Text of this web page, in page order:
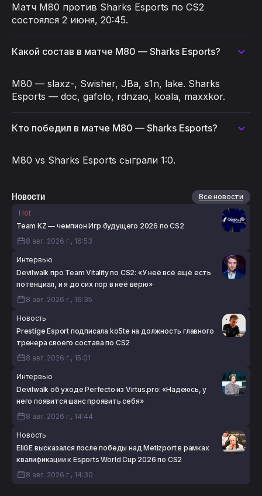
Матч M80 против Sharks Esports по CS2
состоялся 2 июня, 20:45.
Какой состав в матче M80 — Sharks Esports?
M80 — slaxz-, Swisher, JBa, s1n, lake. Sharks
Esports — doc, gafolo, rdnzao, koala, maxxkor.
Кто победил в матче M80 — Sharks Esports?
M80 vs Sharks Esports сыграли 1:0.
Новости
Все новости
Hot
Team KZ — чемпион Игр будущего 2026 по CS2
8 авг. 2026 г., 16:53
Интервью
Devilwalk про Team Vitality по CS2: «У неё всё ещё есть
потенциал, и я до сих пор в неё верю»
8 авг. 2026 г., 16:35
Новость
Prestige Esport подписала ko5te на должность главного
тренера своего состава по CS2
8 авг. 2026 г., 15:01
Интервью
Devilwalk об уходе Perfecto из Virtus.pro: «Надеюсь, у
него появится шанс проявить себя»
8 авг. 2026 г., 14:44
Новость
EliGE высказался после победы над Metizport в рамках
квалификации к Esports World Cup 2026 по CS2
8 авг. 2026 г., 14:30